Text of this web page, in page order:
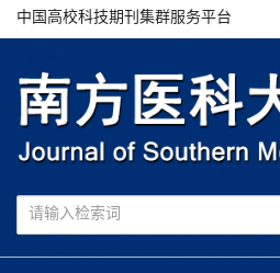
中国高校科技期刊集群服务平台